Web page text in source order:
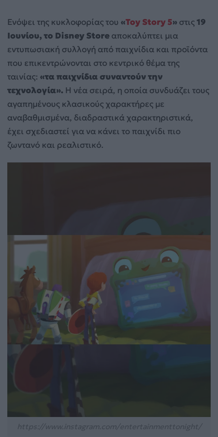
Ενόψει της κυκλοφορίας του «Toy Story 5» στις19
Ιουνίου, το Disney Store αποκαλύπτει μια
εντυπωσιακή συλλογή από παιχνίδια και προϊόντα
που επικεντρώνονται στο κεντρικό θέμα της
ταινίας: «τα παιχνίδια συναντούν την
τεχνολογία». Η νέα σειρά, η οποία συνδυάζει τους
αγαπημένους κλασικούς χαρακτήρες με
αναβαθμισμένα, διαδραστικά χαρακτηριστικά,
έχει σχεδιαστεί για να κάνει το παιχνίδι πιο
ζωντανό και ρεαλιστικό.